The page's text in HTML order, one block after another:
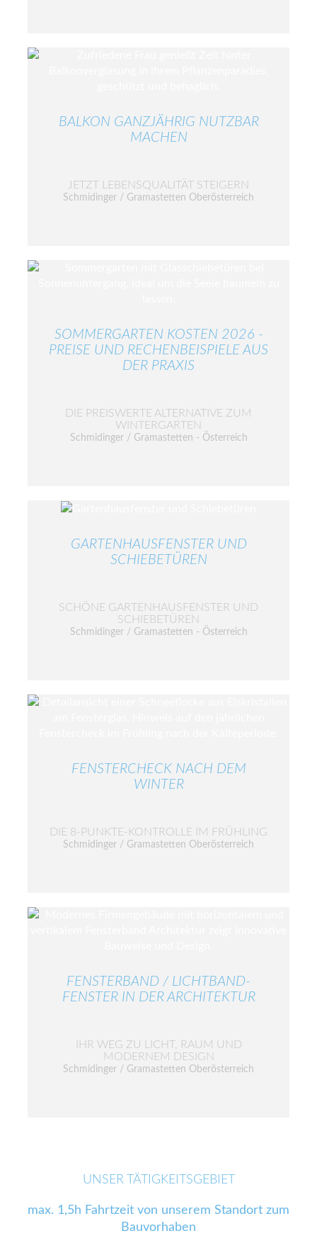
BALKON GANZJÄHRIG NUTZBAR
MACHEN
JETZT LEBENSQUALITÄT STEIGERN
Schmidinger / Gramastetten Oberösterreich
SOMMERGARTEN KOSTEN 2026 -
PREISE UND RECHENBEISPIELE AUS
DER PRAXIS
DIE PREISWERTE ALTERNATIVE ZUM
WINTERGARTEN
Schmidinger / Gramastetten - Österreich
GARTENHAUSFENSTER UND
SCHIEBETÜREN
SCHÖNE GARTENHAUSFENSTER UND
SCHIEBETÜREN
Schmidinger / Gramastetten - Österreich
FENSTERCHECK NACH DEM
WINTER
DIE 8-PUNKTE-KONTROLLE IM FRÜHLING
Schmidinger / Gramastetten Oberösterreich
FENSTERBAND / LICHTBAND-
FENSTER IN DER ARCHITEKTUR
IHR WEG ZU LICHT, RAUM UND
MODERNEM DESIGN
Schmidinger / Gramastetten Oberösterreich
UNSER TÄTIGKEITSGEBIET
max. 1,5h Fahrtzeit von unserem Standort zum
Bauvorhaben